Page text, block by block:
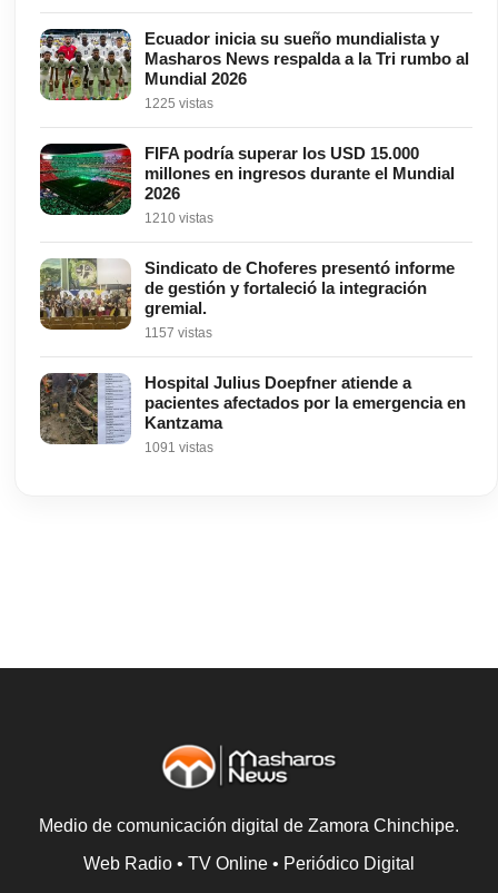
Ecuador inicia su sueño mundialista y
Masharos News respalda a la Tri rumbo al
Mundial 2026
1225 vistas
FIFA podría superar los USD 15.000
millones en ingresos durante el Mundial
2026
1210 vistas
Sindicato de Choferes presentó informe
de gestión y fortaleció la integración
gremial.
1157 vistas
Hospital Julius Doepfner atiende a
pacientes afectados por la emergencia en
Kantzama
1091 vistas
Medio de comunicación digital de Zamora Chinchipe.
Web Radio • TV Online • Periódico Digital